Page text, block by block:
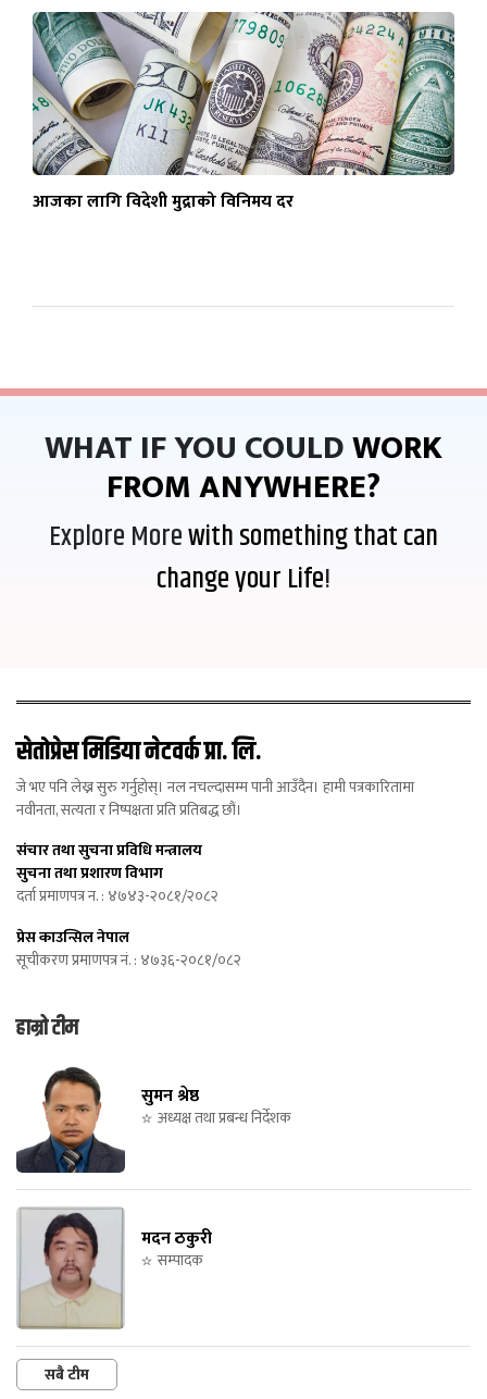
आजका लागि विदेशी मुद्राको विनिमय दर
WHAT IF YOU COULDWORK
FROM ANYWHERE?
Explore Morewith something that can
change your Life!
सेतोप्रेस मिडिया नेटवर्क प्रा. लि.
जे भए पनि लेख्न सुरु गर्नुहोस्। नल नचल्दासम्म पानी आउँदैन। हामी पत्रकारितामा
नवीनता, सत्यता र निष्पक्षता प्रति प्रतिबद्ध छौं।
संचार तथा सुचना प्रविधि मन्त्रालय
सुचना तथा प्रशारण विभाग
दर्ता प्रमाणपत्र न. : ४७४३-२०८१/२०८२
प्रेस काउन्सिल नेपाल
सूचीकरण प्रमाणपत्र नं. : ४७३६-२०८१/०८२
हाम्रो टीम
सुमन श्रेष्ठ
अध्यक्ष तथा प्रबन्ध निर्देशक
मदन ठकुरी
सम्पादक
सबै टीम